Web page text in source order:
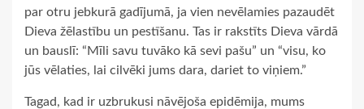
par otru jebkurā gadījumā, ja vien nevēlamies pazaudēt
Dieva žēlastību un pestīšanu. Tas ir rakstīts Dieva vārdā
un bauslī: “Mīli savu tuvāko kā sevi pašu” un “visu, ko
jūs vēlaties, lai cilvēki jums dara, dariet to viņiem.”
Tagad, kad ir uzbrukusi nāvējoša epidēmija, mums